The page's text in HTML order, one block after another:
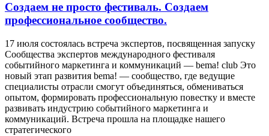
Создаем не просто фестиваль. Создаем
профессиональное сообщество.
17 июля состоялась встреча экспертов, посвященная запуску
Сообщества экспертов международного фестиваля
событийного маркетинга и коммуникаций — bema! club Это
новый этап развития bema! — сообщество, где ведущие
специалисты отрасли смогут объединяться, обмениваться
опытом, формировать профессиональную повестку и вместе
развивать индустрию событийного маркетинга и
коммуникаций. Встреча прошла на площадке нашего
стратегического